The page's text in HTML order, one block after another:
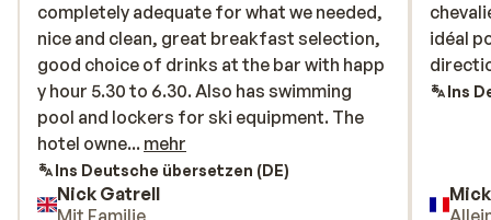
completely adequate for what we needed,
nice and clean, great breakfast selection,
good choice of drinks at the bar with happ
y hour 5.30 to 6.30. Also has swimming
pool and lockers for ski equipment. The
hotel owner was lovely and nothing was a
bother for her, finding out she was from
Market Harbourogh was a lovely surprise
completely adequate for what we needed,
nice and clean, great breakfast selection,
good choice of drinks at the bar with happ
y hour 5.30 to 6.30. Also has swimming
pool and lockers for ski equipment. The
hotel owne... mehr
Ins Deutsche übersetzen (DE)
Nick Gatrell
Mit Familie
idéal
idéal
Ins